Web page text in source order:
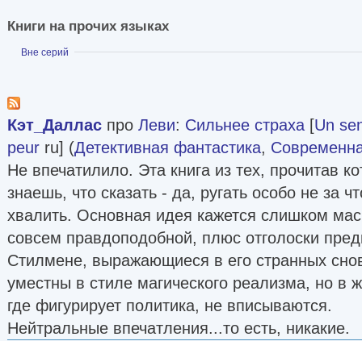
Книги на прочих языках
Показать
Вне серий
Кэт_Даллас про Леви: Сильнее страха [Un
peur ru] (Детективная фантастика,
Не впечатилило. Эта книга из тех, прочитав
знаешь, что сказать - да, ругать особо не за
хвалить. Основная идея кажется слишком
совсем правдоподобной, плюс отголоски
Стилмене, выражающиеся в его странных
уместны в стиле магического реализма, но в
где фигурирует политика, не вписываются.
Нейтральные впечатления...то есть, никакие.